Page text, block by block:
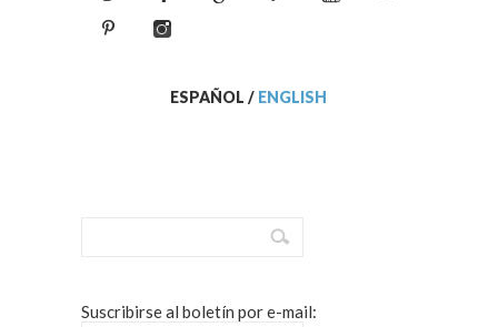
ESPAÑOL / ENGLISH
Suscribirse al boletín por e-mail: